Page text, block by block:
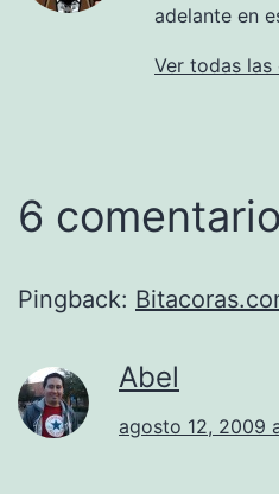
adelante en
Ver todas las
6
Pingback:
Abel
agosto 12, 2009